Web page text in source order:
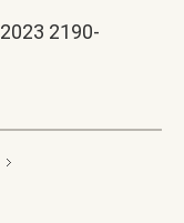
2190-